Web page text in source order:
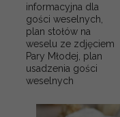
informacyjna dla
gości weselnych,
plan stołów na
weselu ze zdjęciem
Pary Młodej, plan
usadzenia gości
weselnych